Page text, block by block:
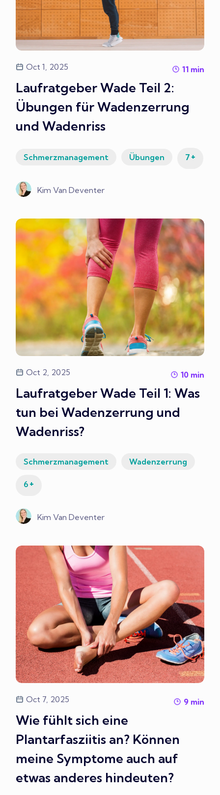
Oct 1, 2025 11 min
Laufratgeber Wade Teil 2:
Übungen für Wadenzerrung
und Wadenriss
Schmerzmanagement Übungen 7 +
Kim Van Deventer
Oct 2, 2025 10 min
Laufratgeber Wade Teil 1: Was
tun bei Wadenzerrung und
Wadenriss?
Schmerzmanagement Wadenzerrung
6 +
Kim Van Deventer
Oct 7, 2025 9 min
Wie fühlt sich eine
Plantarfasziitis an? Können
meine Symptome auch auf
etwas anderes hindeuten?